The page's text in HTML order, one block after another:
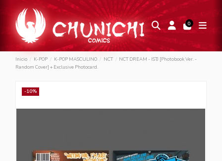
0
Inicio K-POP K-POP MASCULINO NCT
NCT DREAM - ISTJ [Photobook Ver. -
Random Cover] + Exclusive Photocard.
-10%